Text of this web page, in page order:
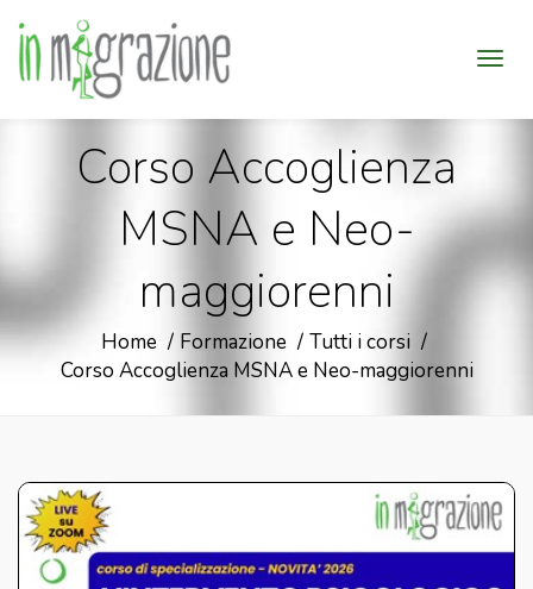
Corso Accoglienza
MSNA e Neo-
maggiorenni
Home Formazione
Tutti i corsi
Corso Accoglienza MSNA e Neo-maggiorenni